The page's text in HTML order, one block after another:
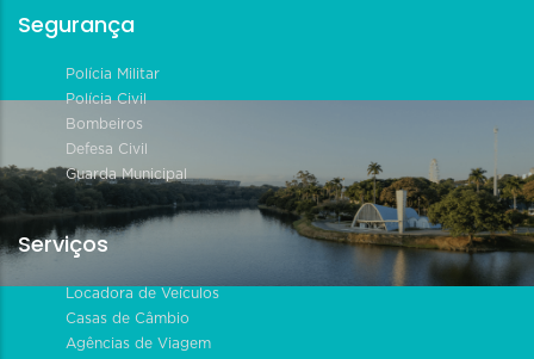
Segurança
Polícia Militar
Polícia Civil
Bombeiros
Defesa Civil
Guarda Municipal
Serviços
Locadora de Veículos
Casas de Câmbio
Agências de Viagem